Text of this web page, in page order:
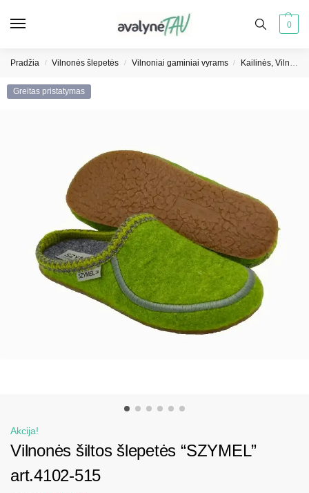
0
Pradžia / Vilnonės šlepetės / Vilnoniai gaminiai vyrams / Kailinės, Vilnonės šlepetės
Greitas pristatymas
Akcija!
Vilnonės šiltos šlepetės “SZYMEL”
art.4102-515